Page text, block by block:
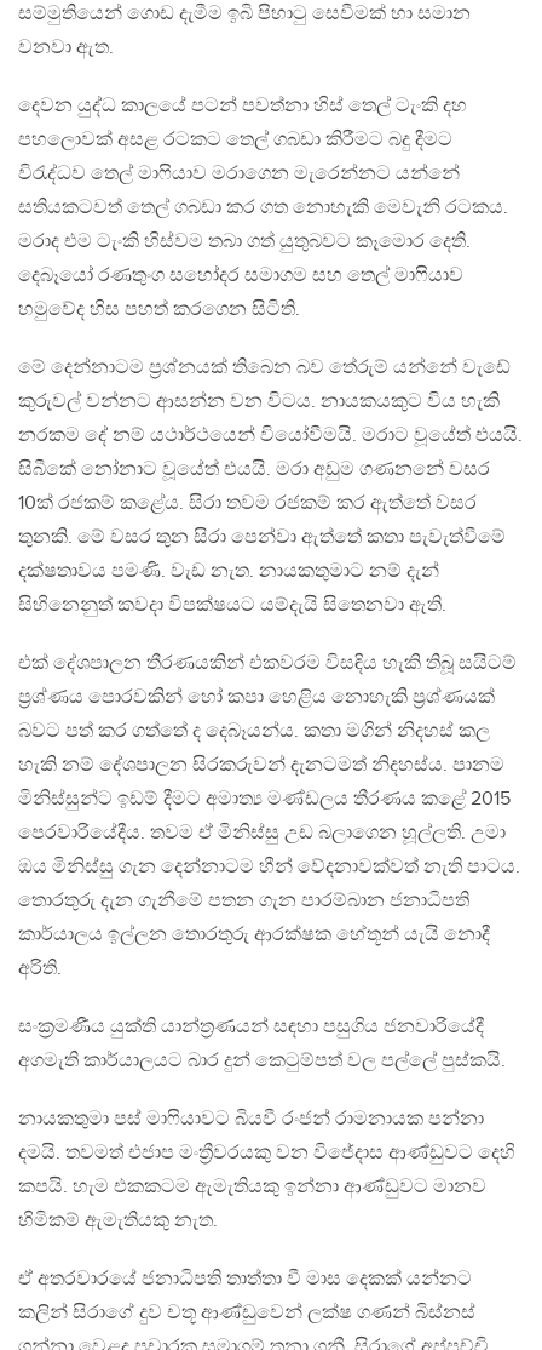
සම්මුතියෙන් ගොඩ දැමීම ඉබි පිහාටු සෙවීමක් හා සමාන
වනවා ඇත.
දෙවන යුද්ධ කාලයේ පටන් පවත්නා හිස් තෙල් ටැංකි දහ
පහලොවක් අසළ රටකට තෙල් ගබඩා කිරීමට බදු දීමට
විරැද්ධව තෙල් මාෆියාව මරාගෙන මැරෙන්නට යන්නේ
සතියකටවත් තෙල් ගබඩා කර ගත නොහැකි මෙවැනි රටකය.
මරාද එම ටැංකි හිස්වම තබා ගත් යුතුබවට කෑමොර දෙති.
දෙබෑයෝ රණතුංග සහෝදර සමාගම සහ තෙල් මාෆියාව
හමුවේද හිස පහත් කරගෙන සිටිති.
මේ දෙන්නාටම ප්‍රශ්නයක් තිබෙන බව තේරුම් යන්නේ වැඩේ
කුරුවල් වන්නට ආසන්න වන විටය. නායකයකුට විය හැකි
නරකම දේ නම් යථාර්ථයෙන් වියෝවීමයි. මරාට වූයේත් එයයි.
සිබීකේ නෝනාට වූයේත් එයයි. මරා අඩුම ගණනනේ වසර
10ක් රජකම් කළේය. සිරා තවම රජකම් කර ඇත්තේ වසර
තුනකි. මේ වසර තුන සිරා පෙන්වා ඇත්තේ කතා පැවැත්වීමේ
දක්ෂතාවය පමණි. වැඩ නැත. නායකතුමාට නම් දැන්
සිහිනෙනුත් කවදා විපක්ෂයට යම්දැයි සිතෙනවා ඇති.
එක් දේශපාලන තීරණයකින් එකවරම විසඳිය හැකි තිබූ සයිටම්
ප්‍රශ්ණය පොරවකින් හෝ කපා හෙළිය නොහැකි ප්‍රශ්ණයක්
බවට පත් කර ගත්තේ ද දෙබෑයන්ය. කතා මගින් නිදහස් කල
හැකි නම් දේශපාලන සිරකරුවන් දැනටමත් නිදහස්ය. පානම
මිනිස්සුන්ට ඉඩම් දීමට අමාත්‍ය මණ්ඩලය තීරණය කළේ 2015
පෙරවාරියේදීය. තවම ඒ මිනිස්සු උඩ බලාගෙන හූල්ලති. උමා
ඔය මිනිස්සු ගැන දෙන්නාටම හීන් වේදනාවක්වත් නැති පාටය.
තොරතුරු දැන ගැනීමේ පතන ගැන පාරම්බාන ජනාධිපති
කාර්යාලය ඉල්ලන තොරතුරු ආරක්ෂක හේතූන් යැයි නොදී
අරිති.
සංක්‍රමණීය යුක්ති යාන්ත්‍රණයන් සඳහා පසුගිය ජනවාරියේදී
අගමැති කාර්යාලයට බාර දුන් කෙටුම්පත් වල පල්ලේ පුස්කයි.
නායකතුමා පස් මාෆියාවට බියවී රංජන් රාමනායක පන්නා
දමයි. තවමත් එජාප මංත්‍රීවරයකු වන විජේදාස ආණ්ඩුවට දෙහි
කපයි. හැම එකකටම ඇමැතියකු ඉන්නා ආණ්ඩුවට මානව
හිමිකම් ඇමැතියකු නැත.
ඒ අතරවාරයේ ජනාධිපති තාත්තා වී මාස දෙකක් යන්නට
කලින් සිරාගේ දුව චතූ ආණ්ඩුවෙන් ලක්ෂ ගණන් බිස්නස්